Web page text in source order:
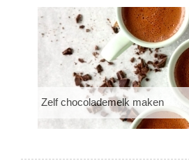
Zelf chocolademelk maken